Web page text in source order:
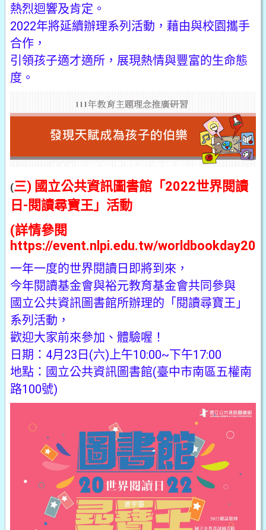
熱烈迴響及肯定。
2022年將延續辦理系列活動，藉由與校園攜手
合作，
引領孩子適才適所，展現熱情與豐富的生命態
度。
(三) 國立公共資訊圖書館「2022世界閱讀
日-閱讀尋寶王」活動
(詳情參閱
https://event.nlpi.edu.tw/
一年一度的世界閱讀日即將到來，
今年閱讀基金會與裕元教育基金會共同參與
國立公共資訊圖書館所辦理的「閱讀尋寶王」
系列活動，
歡迎大家前來參加、體驗喔！
日期：4月23日(六)上午10:00~下午17:00
地點：國立公共資訊圖書館(臺中市南區五權南
路100號)